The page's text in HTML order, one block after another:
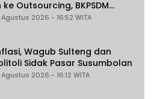
Outsourcing, BKPSDM
Tak Berubah dan Dapat
2026 - 16:52 WITA
Wagub Sulteng dan
Sidak Pasar Susumbolan
2026 - 16:12 WITA